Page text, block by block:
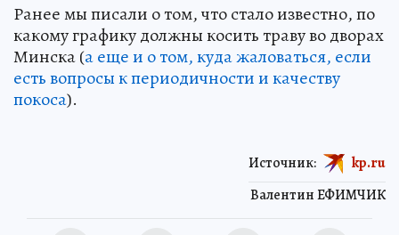
Ранее мы писали о том, что стало известно, по
какому графику должны косить траву во дворах
Минска (а еще и о том, куда жаловаться, если
есть вопросы к периодичности и качеству
покоса).
Валентин ЕФИМЧИК
Источник: kp.ru